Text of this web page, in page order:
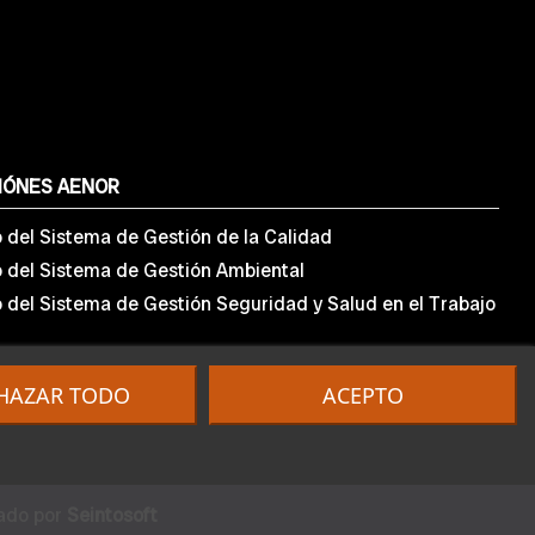
TODO ACEPTO
AENOR
Sistema de Gestión de la Calidad
Sistema de Gestión Ambiental
Sistema de Gestión Seguridad y Salud en el Trabajo